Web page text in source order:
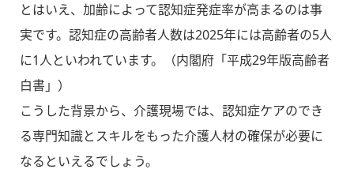
とはいえ、加齢によって認知症発症率が高まるのは事
実です。認知症の高齢者人数は2025年には高齢者の5人
に1人といわれています。（内閣府「平成29年版高齢者
白書」）
こうした背景から、介護現場では、認知症ケアのでき
る専門知識とスキルをもった介護人材の確保が必要に
なるといえるでしょう。